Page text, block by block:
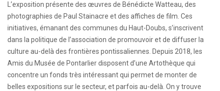
L’exposition présente des œuvres de Bénédicte Watteau, des
photographies de Paul Stainacre et des affiches de film. Ces
initiatives, émanant des communes du Haut-Doubs, s’inscrivent
dans la politique de l’association de promouvoir et de diffuser la
culture au-delà des frontières pontissaliennes. Depuis 2018, les
Amis du Musée de Pontarlier disposent d’une Artothèque qui
concentre un fonds très intéressant qui permet de monter de
belles expositions sur le secteur, et parfois au-delà. On y trouve